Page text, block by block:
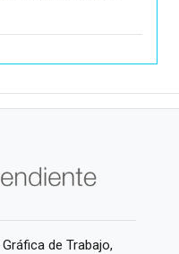
de Trabajo,